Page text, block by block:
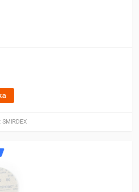
SMIRDEX